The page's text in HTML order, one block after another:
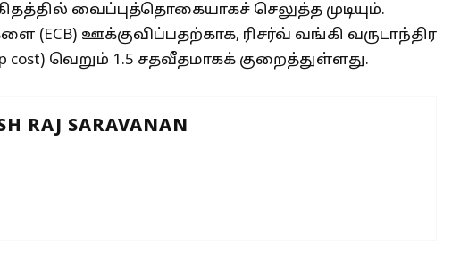
வைப்புத்தொகையாகச் செலுத்த முடியும்.
(ECB) ஊக்குவிப்பதற்காக, ரிசர்வ் வங்கி வருடாந்திர
வெறும் 1.5 சதவீதமாகக் குறைத்துள்ளது.
RAJ SARAVANAN